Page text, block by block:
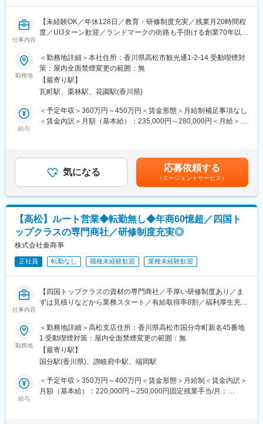
変更の範囲：会社の定める業務
降は電話応対や先輩に同行を行い営業として独り立ちを目指して
頂きます。ご本人の経験にもよりますが、だいたい1年程で自立し
ていただく予定です。
・残業は1分単位で支給しております。
・年間休日120日
■企業について：
大手メーカーである神戸製鋼グループにおける中核企業の一つ、
「コベルコ建機株式会社」の100％出資子会社です。
仕事内容
【未経験OK／年休128日／教育・研修制度充実／残業月20時間程
度／UIJターン歓迎／ランドマークの街路も手掛ける創業70年以上
■採用背景：
人々のお庭での暮らしを提案するエクステリア＆ガーデン事業
や、暮らしやすい街づくりを提案するランドスケープ事業を展開
する創業70年以上の当社にて、今後も安定した企業成長・発展の
ため、社内SEを募集しています。
■業務内容
・社内ネットワーク・サーバーの運用・保守
・業務システム（勤怠管理、給与、会計等）の管理・改善
・PC・モバイル端末のキッティング、トラブル対応
・社内からの問い合わせ対応（ヘルプデスク業務）
・ベンダーとの折衝・導入支援
■製品魅力
をリードする材料も開発しております。
・透水コンクリート平板の開発：当社がパイオニアです。
加工
・焼成加工技術：火を利用した商品加工
このように、顧客のニーズに応えるための品物を長年培った幅広
い業界と連携をとり全国へ業界初となる商品を多数生み出してい
ます。
同社では、エクステリアやガーデニング、また街の景観を構成す
るランドスケープ製品を製造販売しています。これらは一般住宅
勤務地
＜勤務地詳細＞本社住所：香川県高松市観光通1-2-14 受動喫煙対
策：屋内全面禁煙変更の範囲：無
【最寄り駅】
瓦町駅、栗林駅、花園駅(香川県)
給与
＜予定年収＞360万円～450万円＜賃金形態＞月給制補足事項なし
＜賃金内訳＞月額（基本給）：235,000円～280,000円＜月給＞
通じて上下する可能性があります。月給(月額)は固定手当を含めた
表記です。気になる 応募依頼する
（エージェントサービス）
【高松】ルート営業◆転勤無し◆年商60憶超／四国ト
ップクラスの専門商社／研修制度充実◎
株式会社秦商亊
正社員 転勤なし 職種未経験歓迎 業種未経験歓迎
仕事内容
【四国トップクラスの資材の専門商社／手厚い研修制度あり／ま
ずは見積りなどから業務スタート／有給取得率8割／福利厚生充実
■業務内容：
主に建設業者、工事会社、設備業者、地域の企業や公共施設な
ど、建築・土木・設備関連の事業者に対して、建設用資材や工業
用ゴム製品など、当社が扱う豊富な商材をご提案いただきます。
■具体的には：
管工機材・住宅や設備用資材・土木資材など、取引先ニーズに合
勤務地
＜勤務地詳細＞高松支店住所：香川県高松市国分寺町新名45番地
1 受動喫煙対策：屋内全面禁煙変更の範囲：無
【最寄り駅】
国分駅(香川県)、讃岐府中駅、端岡駅
給与
＜予定年収＞350万円～400万円＜賃金形態＞月給制＜賃金内訳＞
月額（基本給）：220,000円～250,000円固定残業手当/月：